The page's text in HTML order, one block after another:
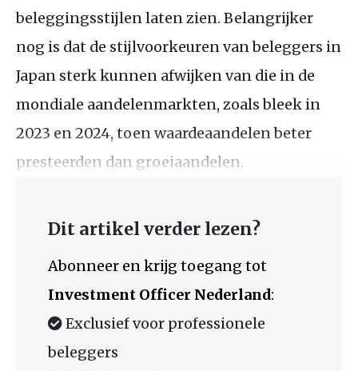
beleggingsstijlen laten zien. Belangrijker
nog is dat de stijlvoorkeuren van beleggers in
Japan sterk kunnen afwijken van die in de
mondiale aandelenmarkten, zoals bleek in
2023 en 2024, toen waardeaandelen beter
presteerden dan groeiaandelen.
Dit artikel verder lezen?
Abonneer en krijg toegang tot
Investment Officer Nederland:
Exclusief voor professionele
beleggers